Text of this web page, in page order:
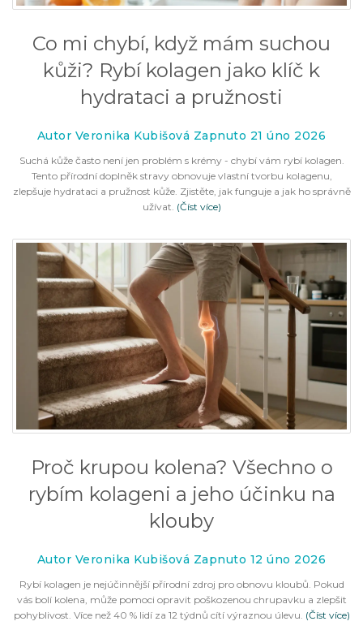
Co mi chybí, když mám suchou
kůži? Rybí kolagen jako klíč k
hydrataci a pružnosti
Autor Veronika Kubišová Zapnuto 21 úno 2026
Suchá kůže často není jen problém s krémy - chybí vám rybí kolagen.
Tento přírodní doplněk stravy obnovuje vlastní tvorbu kolagenu,
zlepšuje hydrataci a pružnost kůže. Zjistěte, jak funguje a jak ho správně
užívat. (Číst více)
Proč krupou kolena? Všechno o
rybím kolageni a jeho účinku na
klouby
Autor Veronika Kubišová Zapnuto 12 úno 2026
Rybí kolagen je nejúčinnější přírodní zdroj pro obnovu kloubů. Pokud
vás bolí kolena, může pomoci opravit poškozenou chrupavku a zlepšit
pohyblivost. Více než 40 % lidí za 12 týdnů cítí výraznou úlevu. (Číst více)